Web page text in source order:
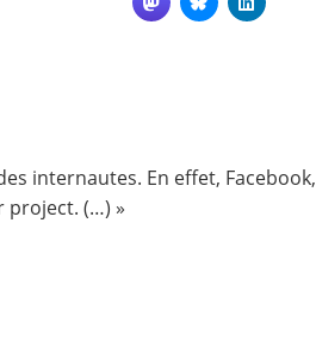
internautes. En effet, Facebook,
project. (…) »